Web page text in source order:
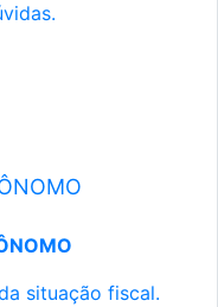
situação fiscal.